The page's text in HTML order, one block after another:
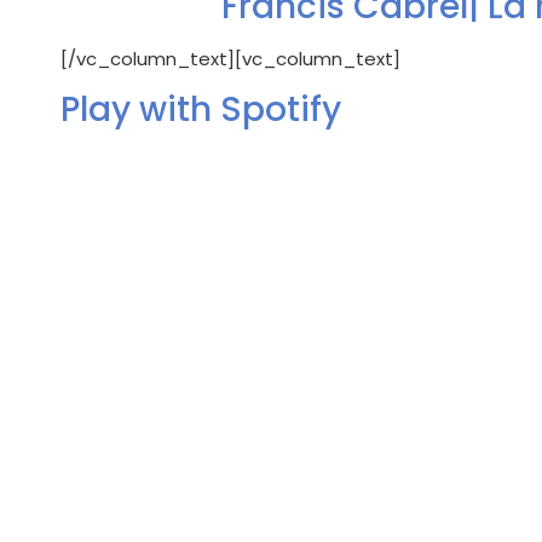
[/vc_column_text][vc_column_text]
Play with Spotify